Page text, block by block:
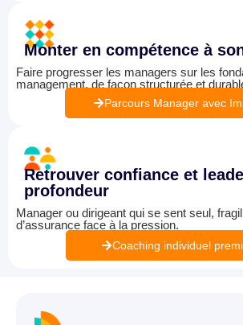
Monter en compétence à
Faire progresser les managers sur les
management, de façon structurée et
Parcours Manager avec
Retrouver confiance et
profondeur
Manager ou dirigeant qui se sent seul,
d’assurance face à la pression.
Coaching individuel